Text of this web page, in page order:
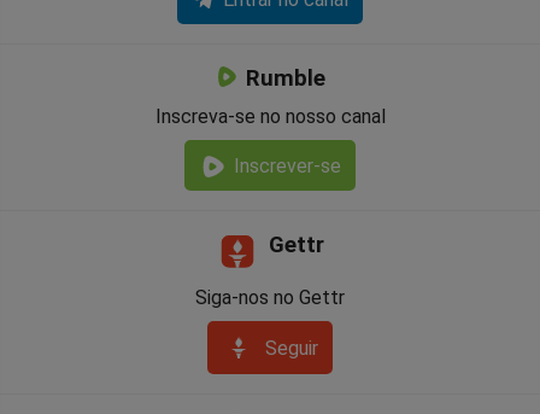
Rumble
Inscreva-se no nosso canal
Inscrever-se
Gettr
Siga-nos no Gettr
Seguir